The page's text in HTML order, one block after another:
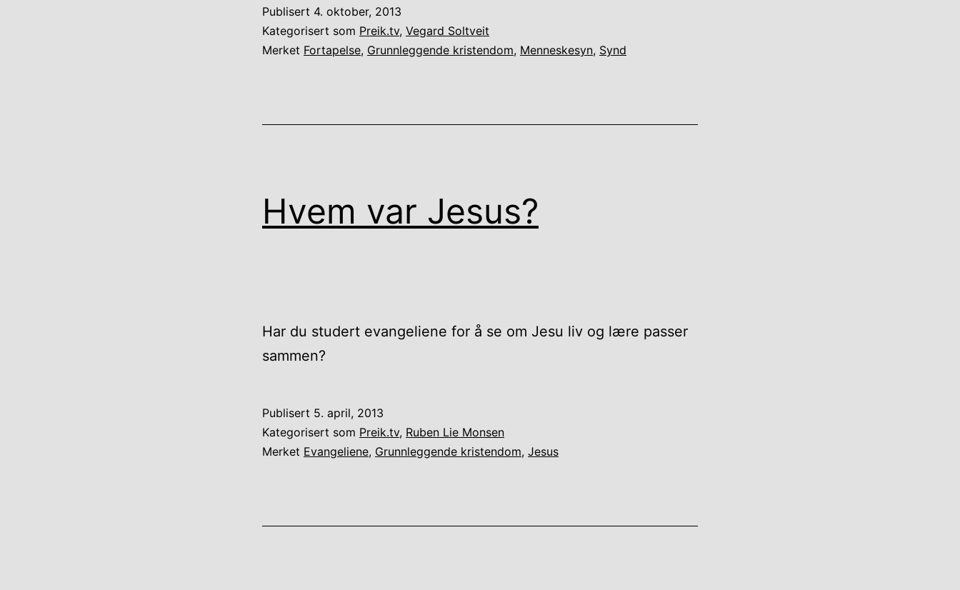
Publisert 4. oktober, 2013
Kategorisert som Preik.tv, Vegard Soltveit
Merket Fortapelse, Grunnleggende kristendom, Menneskesyn, Synd
Hvem var Jesus?
Har du studert evangeliene for å se om Jesu liv og lære passer
sammen?
Publisert 5. april, 2013
Kategorisert som Preik.tv, Ruben Lie Monsen
Merket Evangeliene, Grunnleggende kristendom, Jesus